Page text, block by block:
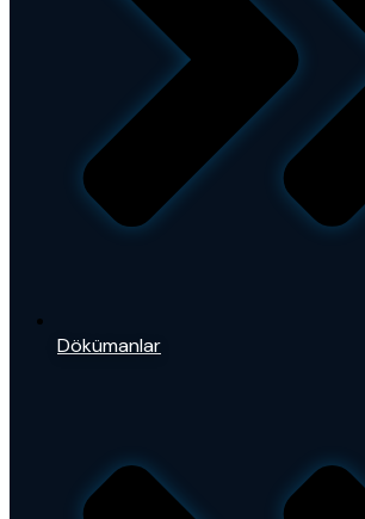
Dökümanlar